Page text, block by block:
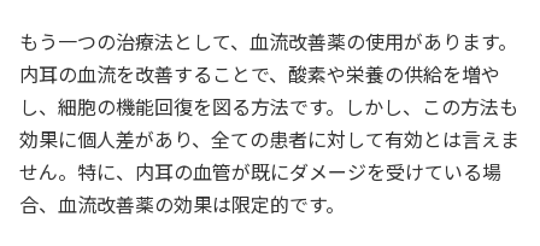
もう一つの治療法として、血流改善薬の使用があります。
内耳の血流を改善することで、酸素や栄養の供給を増や
し、細胞の機能回復を図る方法です。しかし、この方法も
効果に個人差があり、全ての患者に対して有効とは言えま
せん。特に、内耳の血管が既にダメージを受けている場
合、血流改善薬の効果は限定的です。